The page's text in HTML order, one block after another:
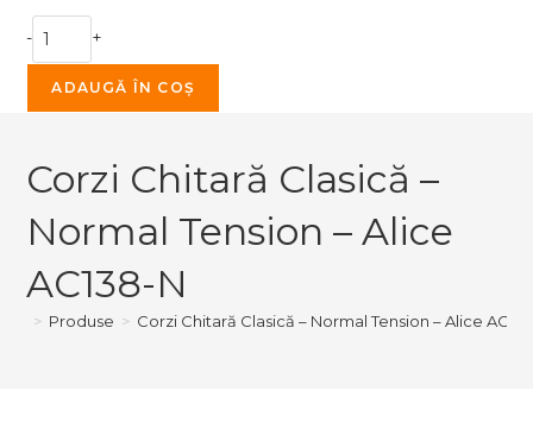
Cantitate
Corzi
Chitară
Clasică
Normal
Alice
AC138-
N
- +
ADAUGĂ ÎN COȘ
Corzi Chitară Clasică –
Normal Tension – Alice
AC138-N
> Produse > Corzi Chitară Clasică – Normal Tension – Alice